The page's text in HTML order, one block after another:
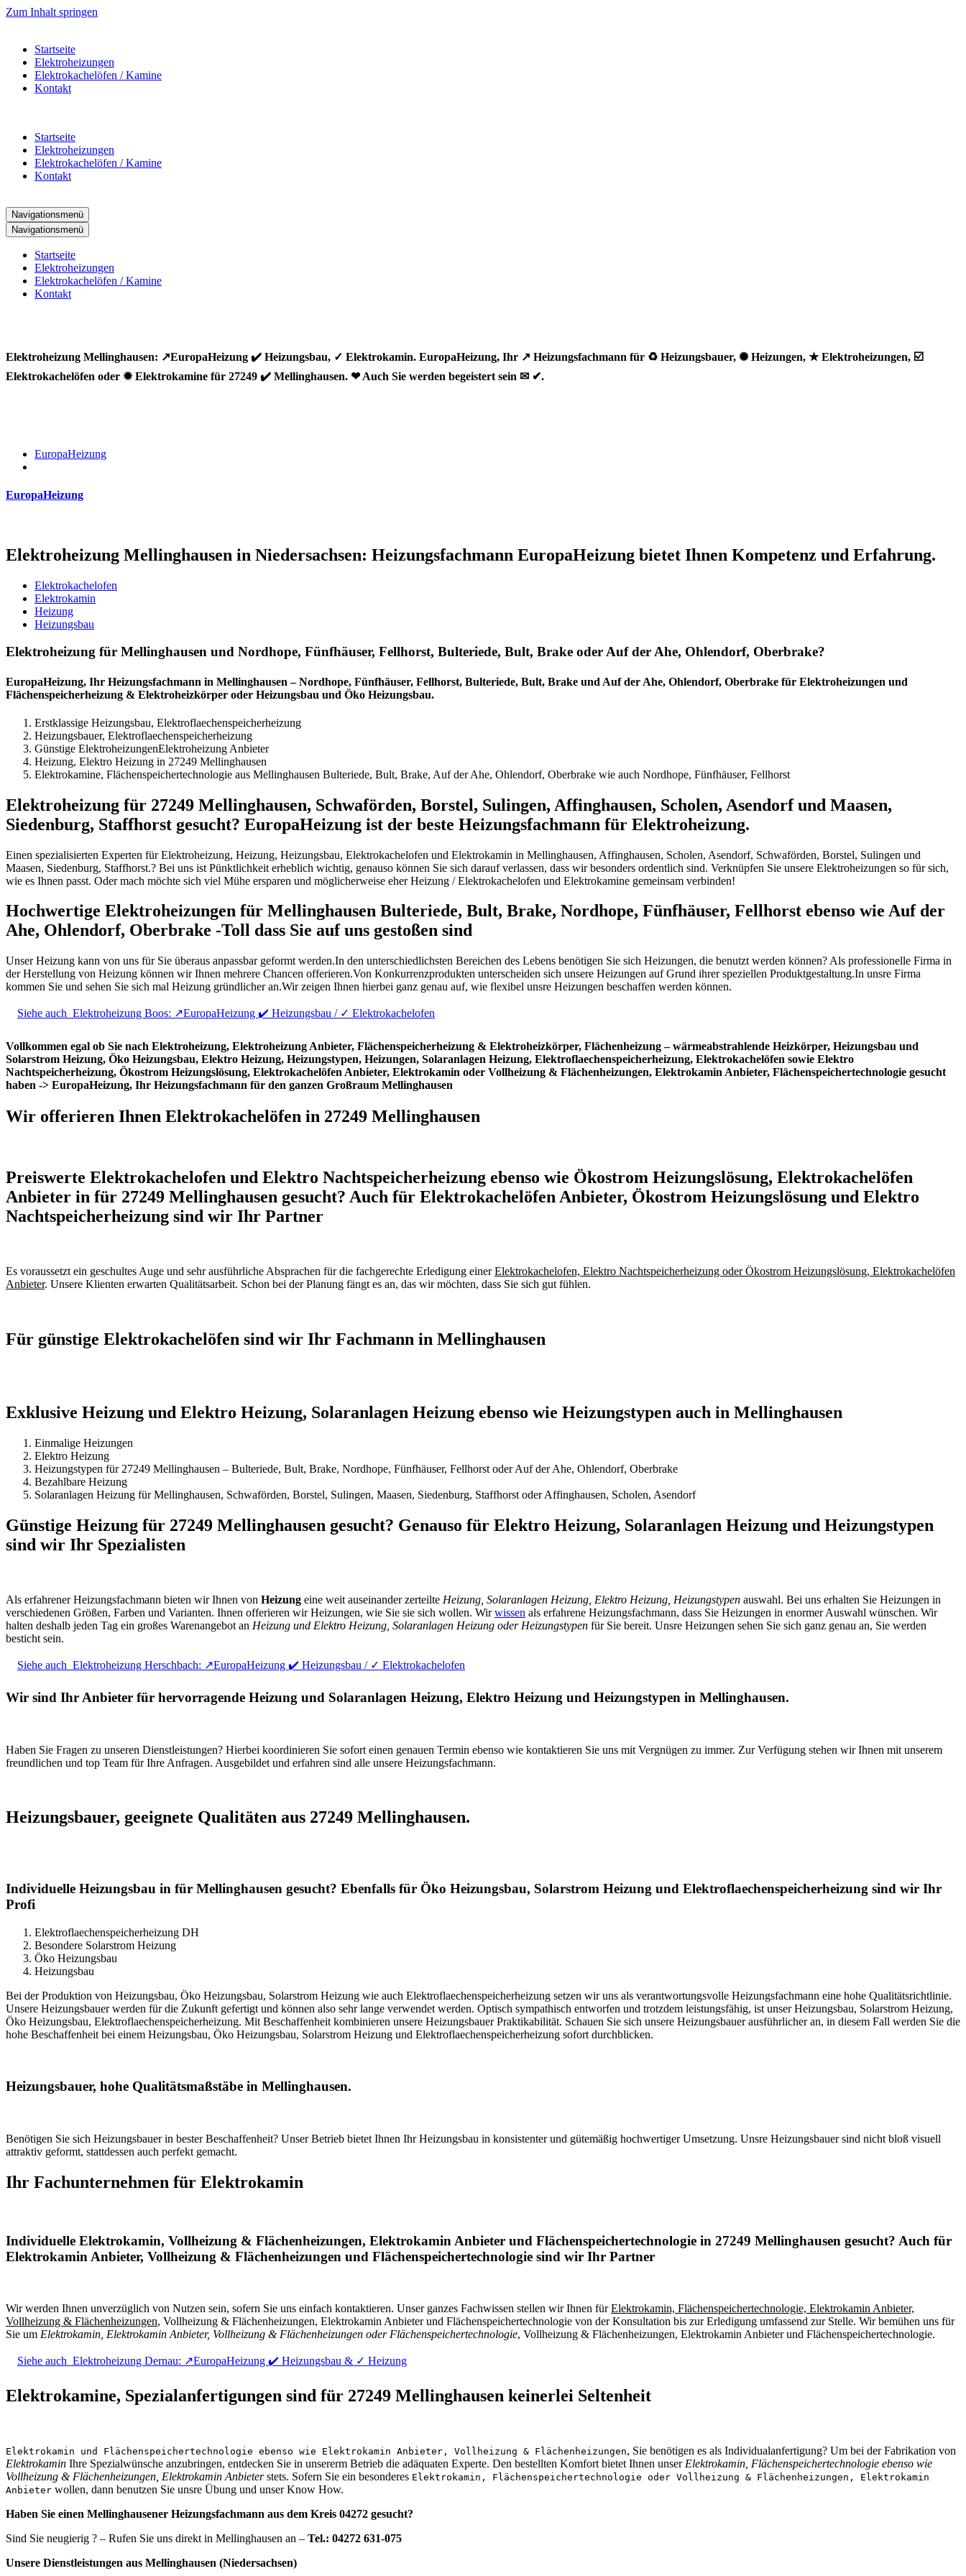
Zum Inhalt springen
Startseite
Elektroheizungen
Elektrokachelöfen / Kamine
Kontakt
Startseite
Elektroheizungen
Elektrokachelöfen / Kamine
Kontakt
Navigationsmenü
Navigationsmenü
Startseite
Elektroheizungen
Elektrokachelöfen / Kamine
Kontakt
Elektroheizung Mellinghausen: ↗️EuropaHeizung ✔️ Heizungsbau, ✓ Elektrokamin. EuropaHeizung, Ihr ↗️ Heizungsfachmann für ♻ Heizungsbauer, ✺ Heizungen, ★ Elektroheizungen, ☑️
Elektrokachelöfen oder ✹ Elektrokamine für 27249 ✔️ Mellinghausen. ❤ Auch Sie werden begeistert sein ✉ ✔.
EuropaHeizung
EuropaHeizung
Elektroheizung Mellinghausen in Niedersachsen: Heizungsfachmann EuropaHeizung bietet Ihnen Kompetenz und Erfahrung.
Elektrokachelofen
Elektrokamin
Heizung
Heizungsbau
Elektroheizung für Mellinghausen und Nordhope, Fünfhäuser, Fellhorst, Bulteriede, Bult, Brake oder Auf der Ahe, Ohlendorf, Oberbrake?
EuropaHeizung, Ihr Heizungsfachmann in Mellinghausen – Nordhope, Fünfhäuser, Fellhorst, Bulteriede, Bult, Brake und Auf der Ahe, Ohlendorf, Oberbrake für Elektroheizungen und
Flächenspeicherheizung & Elektroheizkörper oder Heizungsbau und Öko Heizungsbau.
Erstklassige Heizungsbau, Elektroflaechenspeicherheizung
Heizungsbauer, Elektroflaechenspeicherheizung
Günstige ElektroheizungenElektroheizung Anbieter
Heizung, Elektro Heizung in 27249 Mellinghausen
Elektrokamine, Flächenspeichertechnologie aus Mellinghausen Bulteriede, Bult, Brake, Auf der Ahe, Ohlendorf, Oberbrake wie auch Nordhope, Fünfhäuser, Fellhorst
Elektroheizung für 27249 Mellinghausen, Schwaförden, Borstel, Sulingen, Affinghausen, Scholen, Asendorf und Maasen,
Siedenburg, Staffhorst gesucht? EuropaHeizung ist der beste Heizungsfachmann für Elektroheizung.
Einen spezialisierten Experten für Elektroheizung, Heizung, Heizungsbau, Elektrokachelofen und Elektrokamin in Mellinghausen, Affinghausen, Scholen, Asendorf, Schwaförden, Borstel, Sulingen und
Maasen, Siedenburg, Staffhorst.? Bei uns ist Pünktlichkeit erheblich wichtig, genauso können Sie sich darauf verlassen, dass wir besonders ordentlich sind. Verknüpfen Sie unsere Elektroheizungen so für sich,
wie es Ihnen passt. Oder mach möchte sich viel Mühe ersparen und möglicherweise eher Heizung / Elektrokachelofen und Elektrokamine gemeinsam verbinden!
Hochwertige Elektroheizungen für Mellinghausen Bulteriede, Bult, Brake, Nordhope, Fünfhäuser, Fellhorst ebenso wie Auf der
Ahe, Ohlendorf, Oberbrake -Toll dass Sie auf uns gestoßen sind
Unser Heizung kann von uns für Sie überaus anpassbar geformt werden.In den unterschiedlichsten Bereichen des Lebens benötigen Sie sich Heizungen, die benutzt werden können? Als professionelle Firma in
der Herstellung von Heizung können wir Ihnen mehrere Chancen offerieren.Von Konkurrenzprodukten unterscheiden sich unsere Heizungen auf Grund ihrer speziellen Produktgestaltung.In unsre Firma
kommen Sie und sehen Sie sich mal Heizung gründlicher an.Wir zeigen Ihnen hierbei ganz genau auf, wie flexibel unsre Heizungen beschaffen werden können.
Siehe auch Elektroheizung Boos: ↗️EuropaHeizung ✔️ Heizungsbau / ✓ Elektrokachelofen
Vollkommen egal ob Sie nach Elektroheizung, Elektroheizung Anbieter, Flächenspeicherheizung & Elektroheizkörper, Flächenheizung – wärmeabstrahlende Heizkörper, Heizungsbau und
Solarstrom Heizung, Öko Heizungsbau, Elektro Heizung, Heizungstypen, Heizungen, Solaranlagen Heizung, Elektroflaechenspeicherheizung, Elektrokachelöfen sowie Elektro
Nachtspeicherheizung, Ökostrom Heizungslösung, Elektrokachelöfen Anbieter, Elektrokamin oder Vollheizung & Flächenheizungen, Elektrokamin Anbieter, Flächenspeichertechnologie gesucht
haben -> EuropaHeizung, Ihr Heizungsfachmann für den ganzen Großraum Mellinghausen
Wir offerieren Ihnen Elektrokachelöfen in 27249 Mellinghausen
Preiswerte Elektrokachelofen und Elektro Nachtspeicherheizung ebenso wie Ökostrom Heizungslösung, Elektrokachelöfen
Anbieter in für 27249 Mellinghausen gesucht? Auch für Elektrokachelöfen Anbieter, Ökostrom Heizungslösung und Elektro
Nachtspeicherheizung sind wir Ihr Partner
Es voraussetzt ein geschultes Auge und sehr ausführliche Absprachen für die fachgerechte Erledigung einerElektrokachelofen, Elektro Nachtspeicherheizung oder Ökostrom Heizungslösung, Elektrokachelöfen
Anbieter. Unsere Klienten erwarten Qualitätsarbeit. Schon bei der Planung fängt es an, das wir möchten, dass Sie sich gut fühlen.
Für günstige Elektrokachelöfen sind wir Ihr Fachmann in Mellinghausen
Exklusive Heizung und Elektro Heizung, Solaranlagen Heizung ebenso wie Heizungstypen auch in Mellinghausen
Einmalige Heizungen
Elektro Heizung
Heizungstypen für 27249 Mellinghausen – Bulteriede, Bult, Brake, Nordhope, Fünfhäuser, Fellhorst oder Auf der Ahe, Ohlendorf, Oberbrake
Bezahlbare Heizung
Solaranlagen Heizung für Mellinghausen, Schwaförden, Borstel, Sulingen, Maasen, Siedenburg, Staffhorst oder Affinghausen, Scholen, Asendorf
Günstige Heizung für 27249 Mellinghausen gesucht? Genauso für Elektro Heizung, Solaranlagen Heizung und Heizungstypen
sind wir Ihr Spezialisten
Als erfahrener Heizungsfachmann bieten wir Ihnen von Heizung eine weit auseinander zerteilte Heizung, Solaranlagen Heizung, Elektro Heizung, Heizungstypen auswahl. Bei uns erhalten Sie Heizungen in
verschiedenen Größen, Farben und Varianten. Ihnen offerieren wir Heizungen, wie Sie sie sich wollen. Wirwissen als erfahrene Heizungsfachmann, dass Sie Heizungen in enormer Auswahl wünschen. Wir
halten deshalb jeden Tag ein großes Warenangebot an Heizung und Elektro Heizung, Solaranlagen Heizung oder Heizungstypen für Sie bereit. Unsre Heizungen sehen Sie sich ganz genau an, Sie werden
besticht sein.
Siehe auch Elektroheizung Herschbach: ↗️EuropaHeizung ✔️ Heizungsbau / ✓ Elektrokachelofen
Wir sind Ihr Anbieter für hervorragende Heizung und Solaranlagen Heizung, Elektro Heizung und Heizungstypen in Mellinghausen.
Haben Sie Fragen zu unseren Dienstleistungen? Hierbei koordinieren Sie sofort einen genauen Termin ebenso wie kontaktieren Sie uns mit Vergnügen zu immer. Zur Verfügung stehen wir Ihnen mit unserem
freundlichen und top Team für Ihre Anfragen. Ausgebildet und erfahren sind alle unsere Heizungsfachmann.
Heizungsbauer, geeignete Qualitäten aus 27249 Mellinghausen.
Individuelle Heizungsbau in für Mellinghausen gesucht? Ebenfalls für Öko Heizungsbau, Solarstrom Heizung und Elektroflaechenspeicherheizung sind wir Ihr
Profi
Elektroflaechenspeicherheizung DH
Besondere Solarstrom Heizung
Öko Heizungsbau
Heizungsbau
Bei der Produktion von Heizungsbau, Öko Heizungsbau, Solarstrom Heizung wie auch Elektroflaechenspeicherheizung setzen wir uns als verantwortungsvolle Heizungsfachmann eine hohe Qualitätsrichtlinie.
Unsere Heizungsbauer werden für die Zukunft gefertigt und können also sehr lange verwendet werden. Optisch sympathisch entworfen und trotzdem leistungsfähig, ist unser Heizungsbau, Solarstrom Heizung,
Öko Heizungsbau, Elektroflaechenspeicherheizung. Mit Beschaffenheit kombinieren unsere Heizungsbauer Praktikabilität. Schauen Sie sich unsere Heizungsbauer ausführlicher an, in diesem Fall werden Sie die
hohe Beschaffenheit bei einem Heizungsbau, Öko Heizungsbau, Solarstrom Heizung und Elektroflaechenspeicherheizung sofort durchblicken.
Heizungsbauer, hohe Qualitätsmaßstäbe in Mellinghausen.
Benötigen Sie sich Heizungsbauer in bester Beschaffenheit? Unser Betrieb bietet Ihnen Ihr Heizungsbau in konsistenter und gütemäßig hochwertiger Umsetzung. Unsre Heizungsbauer sind nicht bloß visuell
attraktiv geformt, stattdessen auch perfekt gemacht.
Ihr Fachunternehmen für Elektrokamin
Individuelle Elektrokamin, Vollheizung & Flächenheizungen, Elektrokamin Anbieter und Flächenspeichertechnologie in 27249 Mellinghausen gesucht? Auch für
Elektrokamin Anbieter, Vollheizung & Flächenheizungen und Flächenspeichertechnologie sind wir Ihr Partner
Wir werden Ihnen unverzüglich von Nutzen sein, sofern Sie uns einfach kontaktieren. Unser ganzes Fachwissen stellen wir Ihnen fürElektrokamin, Flächenspeichertechnologie, Elektrokamin Anbieter,
Vollheizung & Flächenheizungen, Vollheizung & Flächenheizungen, Elektrokamin Anbieter und Flächenspeichertechnologie von der Konsultation bis zur Erledigung umfassend zur Stelle. Wir bemühen uns für
Sie um Elektrokamin, Elektrokamin Anbieter, Vollheizung & Flächenheizungen oder Flächenspeichertechnologie, Vollheizung & Flächenheizungen, Elektrokamin Anbieter und Flächenspeichertechnologie.
Siehe auch Elektroheizung Dernau: ↗️EuropaHeizung ✔️ Heizungsbau & ✓ Heizung
Elektrokamine, Spezialanfertigungen sind für 27249 Mellinghausen keinerlei Seltenheit
Elektrokamin und Flächenspeichertechnologie ebenso wie Elektrokamin Anbieter, Vollheizung & Flächenheizungen, Sie benötigen es als Individualanfertigung? Um bei der Fabrikation von
Elektrokamin Ihre Spezialwünsche anzubringen, entdecken Sie in unsererm Betrieb die adäquaten Experte. Den bestellten Komfort bietet Ihnen unser Elektrokamin, Flächenspeichertechnologie ebenso wie
Vollheizung & Flächenheizungen, Elektrokamin Anbieterstets. Sofern Sie ein besonderes Elektrokamin, Flächenspeichertechnologie oder Vollheizung & Flächenheizungen, Elektrokamin
Anbieter wollen, dann benutzen Sie unsre Übung und unser Know How.
Haben Sie einen Mellinghausener Heizungsfachmann aus dem Kreis 04272 gesucht?
Sind Sie neugierig ? – Rufen Sie uns direkt in Mellinghausen an – Tel.: 04272 631-075
Unsere Dienstleistungen aus Mellinghausen (Niedersachsen)